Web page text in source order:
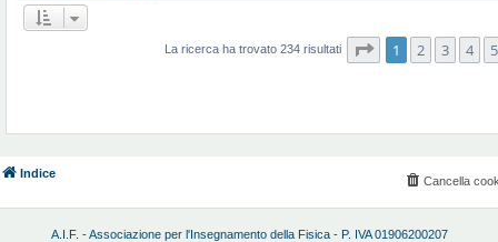
La ricerca ha trovato 234 risultati Pagina1 di10
1 2 3 4 5
Indice
Cancella
A.I.F. - Associazione per l'Insegnamento della Fisica - P. IVA 01906200207